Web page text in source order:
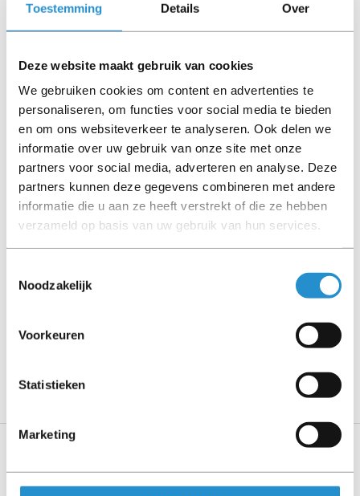
Toestemming Details Over
Deze website maakt gebruik van cookies
We gebruiken cookies om content en advertenties te
personaliseren, om functies voor social media te bieden
en om ons websiteverkeer te analyseren. Ook delen we
informatie over uw gebruik van onze site met onze
partners voor social media, adverteren en analyse. Deze
partners kunnen deze gegevens combineren met andere
informatie die u aan ze heeft verstrekt of die ze hebben
verzameld op basis van uw gebruik van hun services.
Noodzakelijk
Voorkeuren
Statistieken
Marketing
gesteld door Universele Databases en zijn vaak
gebaseerd op nieuwe producten.
deze door ons getest en heeft het een A-grade conditie
(tenzij anders aangegeven). Bij Refurbished artikelen zijn
kabels, software media en handleidingen niet inbegrepen
(tenzij anders aangegeven).
Let goed op de productbeschrijving en neem bij vragen
contact op met ons.
LET OP: Op refurbished producten geldt een
garantieperiode van 90 dagen, tenzij anders
Specificaties